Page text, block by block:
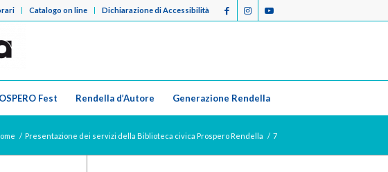
Catalogo on line Dichiarazione di Accessibilità
Fest Rendella d’Autore Generazione Rendella
/ Presentazione dei servizi della Biblioteca civica Prospero Rendella / 7